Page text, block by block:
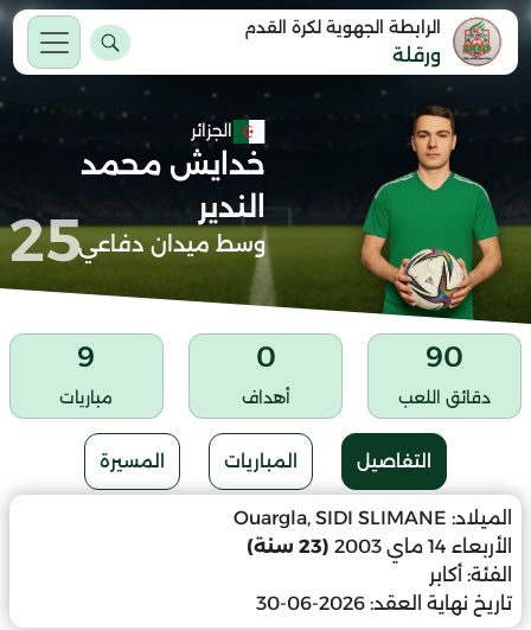
الرابطة الجهوية لكرة القدم
ورقلة
الجزائر
خدايش محمد
الندير
وسط ميدان دفاعي25
90
دقائق اللعب
0
أهداف
9
مباريات
التفاصيل المباريات المسيرة
الميلاد: Ouargla, SIDI SLIMANE
الأربعاء 14 ماي 2003
(23 سنة)
الفئة: أكابر
تاريخ نهاية العقد: 2026-06-30